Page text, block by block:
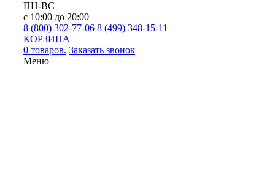
ПН-ВС
с 10:00 до 20:00
8 (800) 302-77-06 8 (499) 348-15-11
КОРЗИНА
0 товаров. Заказать звонок
Меню